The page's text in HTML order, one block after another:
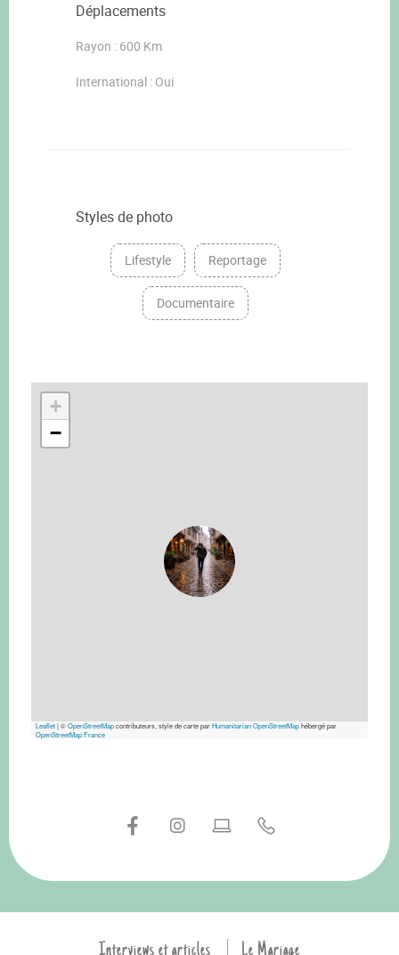
Déplacements
Rayon : 600 Km
International : Oui
Styles de photo
Lifestyle Reportage
Documentaire
+
−
Leaflet|©OpenStreetMapcontributeurs, style de carte parHumanitarian OpenStreetMaphébergé par
OpenStreetMap France
Interviews et articles Le Mariage